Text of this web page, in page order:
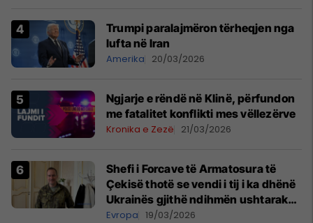
Trumpi paralajmëron tërheqjen nga
lufta në Iran
Amerika 20/03/2026
Ngjarje e rëndë në Klinë, përfundon
me fatalitet konflikti mes vëllezërve
Kronika e Zezë 21/03/2026
Shefi i Forcave të Armatosura të
Çekisë thotë se vendi i tij i ka dhënë
Ukrainës gjithë ndihmën ushtarake
që mundi
Evropa 19/03/2026